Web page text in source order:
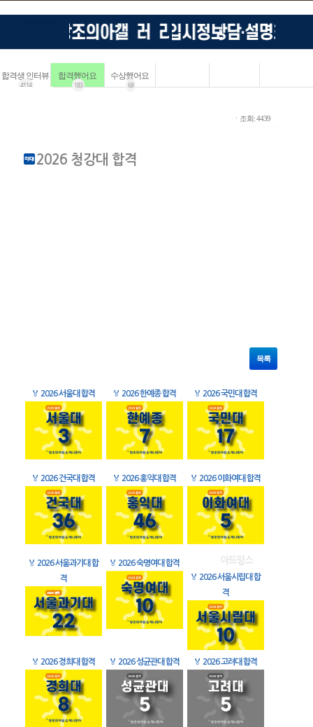
합격생 인터뷰
4114
합격했어요
183
수상했어요
68
ㆍ조회: 4439
2026 청강대 합격
목록
🏅 2026 서울대 합격 🏅 2026 한예종 합격 🏅 2026 국민대 합격
🏅 2026 건국대 합격 🏅 2026 홍익대 합격 🏅 2026 이화여대 합격
🏅 2026 서울과기대 합
격
🏅 2026 숙명여대 합격
🏅 2026 서울시립대 합
격
🏅 2026 경희대 합격 🏅 2026 성균관대 합격 🏅 2026 고려대 합격